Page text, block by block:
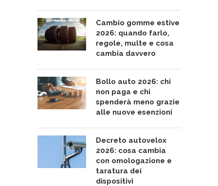
Cambio gomme estive
2026: quando farlo,
regole, multe e cosa
cambia davvero
Bollo auto 2026: chi
non paga e chi
spenderà meno grazie
alle nuove esenzioni
Decreto autovelox
2026: cosa cambia
con omologazione e
taratura dei
dispositivi